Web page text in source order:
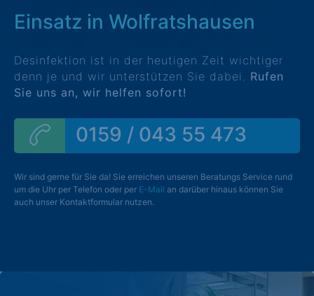
Einsatz in Wolfratshausen
Desinfektion ist in der heutigen Zeit wichtiger
denn je und wir unterstützen Sie dabei. Rufen
Sie uns an, wir helfen sofort!
0159 / 043 55 473
Wir sind gerne für Sie da! Sie erreichen unseren Beratungs Service rund
um die Uhr per Telefon oder per E-Mail an darüber hinaus können Sie
auch unser Kontaktformular nutzen.